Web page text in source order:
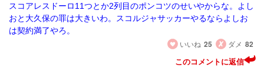
スコアレスドーロ11つとか2列目のポンコツのせいやからな。よし
おと大久保の罪は大きいわ。スコルジャサッカーやるならよしお
は契約満了やろ。
いいね 25 ダメ 82
このコメントに返信